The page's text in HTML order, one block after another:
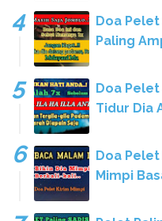
Doa Pelet
Paling
Doa
Tidur Dia
Doa Pelet
Mimpi